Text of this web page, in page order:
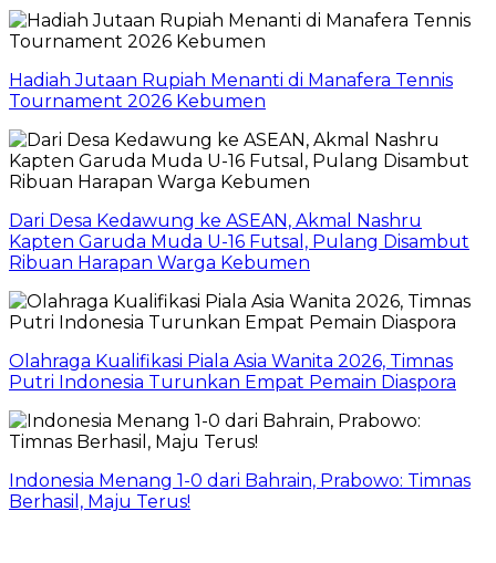
Hadiah Jutaan Rupiah Menanti di Manafera Tennis
Tournament 2026 Kebumen
Dari Desa Kedawung ke ASEAN, Akmal Nashru
Kapten Garuda Muda U-16 Futsal, Pulang Disambut
Ribuan Harapan Warga Kebumen
Olahraga Kualifikasi Piala Asia Wanita 2026, Timnas
Putri Indonesia Turunkan Empat Pemain Diaspora
Indonesia Menang 1-0 dari Bahrain, Prabowo: Timnas
Berhasil, Maju Terus!